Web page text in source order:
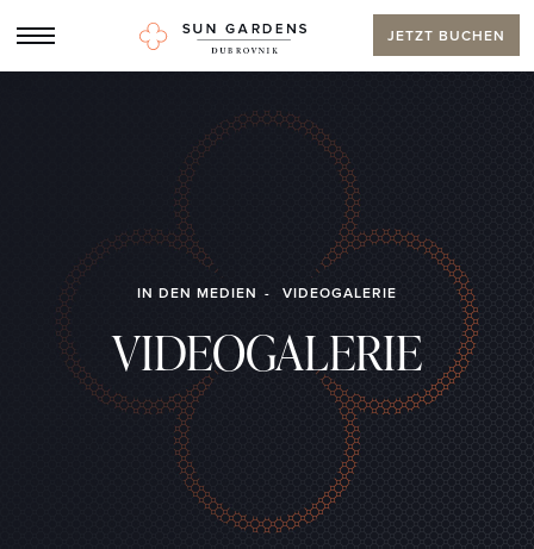
JETZT BUCHEN
IN DEN MEDIEN VIDEOGALERIE
VIDEOGALERIE